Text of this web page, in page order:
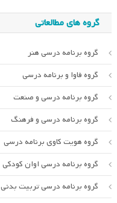
گروه های مطالعاتی
گروه برنامه درسی هنر
گروه فاوا و برنامه درسی
گروه برنامه درسی و صنعت
گروه برنامه درسی و فرهنگ
گروه هویت کاوی برنامه درسی
گروه برنامه درسی اوان کودکی
گروه برنامه درسی تربیت بدنی